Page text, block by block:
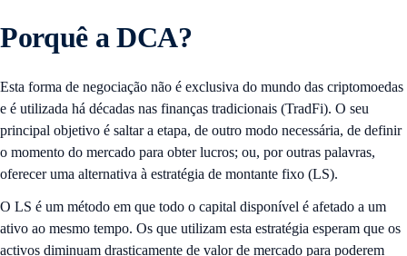
Porquê a DCA?
Esta forma de negociação não é exclusiva do mundo das criptomoedas
e é utilizada há décadas nas finanças tradicionais (TradFi). O seu
principal objetivo é saltar a etapa, de outro modo necessária, de definir
o momento do mercado para obter lucros; ou, por outras palavras,
oferecer uma alternativa à estratégia de montante fixo (LS).
O LS é um método em que todo o capital disponível é afetado a um
ativo ao mesmo tempo. Os que utilizam esta estratégia esperam que os
activos diminuam drasticamente de valor de mercado para poderem